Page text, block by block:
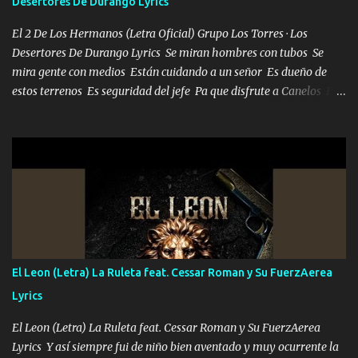
bailar Pero es que tengo un par de conciertos más que llenar Se
mueven solo por el interés P...
El 2 De Los Hermanos (Letra Oficial) Grupo Los Torres · Los
Desertores De Durango Lyrics Se miran hombres con tubos Se
mira gente con medios Están cuidando a un señor Es dueño de
estos terrenos Es seguridad del jefe Pa que disfrute a Canelos Es
ni tampoco las mujeres porque es platica de grandes por eso hay
que estar alegres doy las instrucciones para atender los deberes
Música Si es que salta algún problema de confianza tengo gente
ahí está el Hombre Cuarenta y también Pariente 7 arreglan
cualquier problema no más es cuestión que ordené NOS HACE
FALTA UN HERMANO DE CLAVE ERA EL 24 SIEMPRE FUE UN
HOMBRE VALIENTE POR ALGO M'URIÓ PELEAND0 SIEMPRE
VIO POR LA FAMILIA PARA QUE SIGA EL LEGADO Es el DOS de
los HERMANOS un cerebro inteligente y com...
El Leon (Letra) La Ruleta feat. Cessar Roman y Su FuerzAerea
Lyrics
El Leon (Letra) La Ruleta feat. Cessar Roman y Su FuerzAerea
Lyrics Y así siempre fui de niño bien aventado y muy ocurrente la